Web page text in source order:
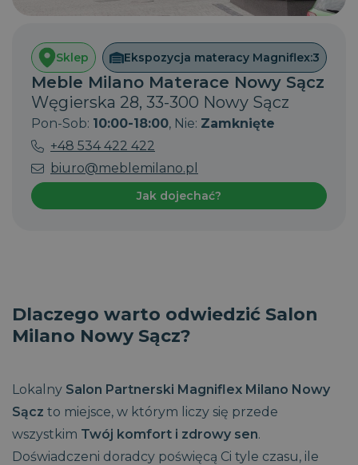
Sklep Ekspozycja materacy Magniflex:3
Meble Milano Materace Nowy Sącz
Węgierska 28, 33-300 Nowy Sącz
Pon-Sob: 10:00-18:00, Nie: Zamknięte
+48 534 422 422
biuro@meblemilano.pl
Jak dojechać?
Dlaczego warto odwiedzić Salon
Milano Nowy Sącz?
Lokalny Salon Partnerski Magniflex Milano Nowy
Sącz to miejsce, w którym liczy się przede
wszystkim Twój komfort i zdrowy sen.
Doświadczeni doradcy poświęcą Ci tyle czasu, ile